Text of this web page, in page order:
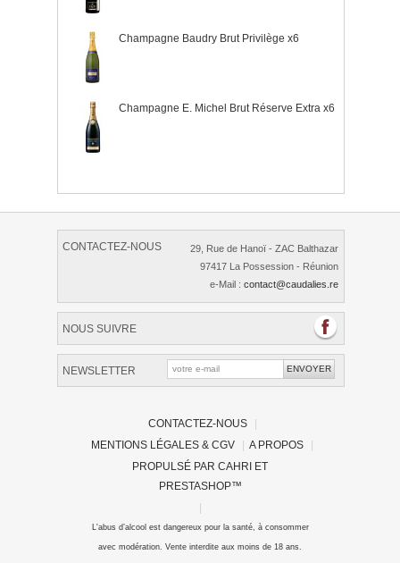
Champagne Baudry Brut Privilège x6
Champagne E. Michel Brut Réserve Extra x6
CONTACTEZ-NOUS
29, Rue de Hanoï - ZAC Balthazar
97417 La Possession - Réunion
e-Mail : contact@caudalies.re
NOUS SUIVRE
NEWSLETTER
CONTACTEZ-NOUS
|
MENTIONS LÉGALES & CGV | A PROPOS |
PROPULSÉ PAR CAHRI ET
PRESTASHOP™
|
L'abus d’alcool est dangereux pour la santé, à consommer
avec modération. Vente interdite aux moins de 18 ans.